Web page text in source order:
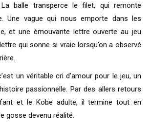
balle transperce le filet, qui remonte
Une vague qui nous emporte dans les
et une émouvante lettre ouverte au jeu
qui sonne si vraie lorsqu’on a observé
un véritable cri d’amour pour le jeu, un
passionnelle. Par des allers retours
et le Kobe adulte, il termine tout en
gosse devenu réalité.